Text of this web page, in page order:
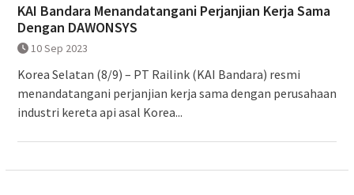
KAI Bandara Menandatangani Perjanjian Kerja Sama
Dengan DAWONSYS
10 Sep 2023
Korea Selatan (8/9) – PT Railink (KAI Bandara) resmi
menandatangani perjanjian kerja sama dengan perusahaan
industri kereta api asal Korea...